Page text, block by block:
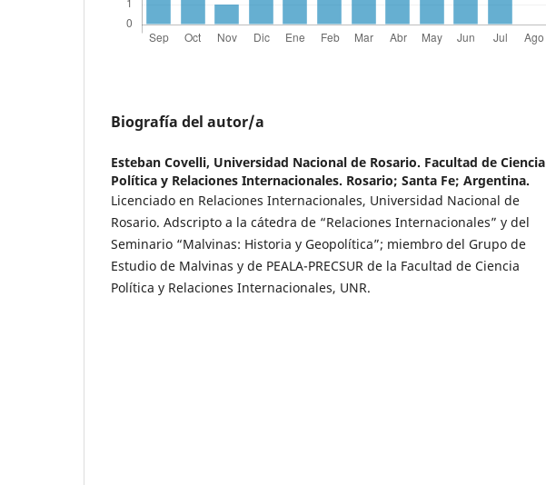
Biografía del autor/a
Esteban Covelli, Universidad Nacional de Rosario. Facultad de Ciencia
Política y Relaciones Internacionales. Rosario; Santa Fe; Argentina.
Licenciado en Relaciones Internacionales, Universidad Nacional de
Rosario. Adscripto a la cátedra de “Relaciones Internacionales” y del
Seminario “Malvinas: Historia y Geopolítica”; miembro del Grupo de
Estudio de Malvinas y de PEALA-PRECSUR de la Facultad de Ciencia
Política y Relaciones Internacionales, UNR.